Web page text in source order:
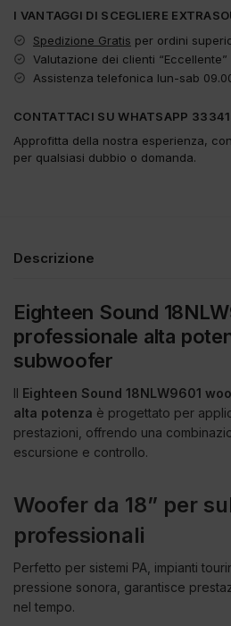
I VANTAGGI DI SCEGLIERE
Spedizione Gratis per ordini
Valutazione dei clienti
Assistenza telefonica lun-sab
CONTATTACI SU WHATSAPP
Approfitta della nostra esperienza,
per qualsiasi dubbio o domanda.
Descrizione
Eighteen Sound
professionale alta
subwoofer
Il Eighteen Sound 18NLW9601
alta potenza è progettato per
prestazioni, offrendo una
escursione e controllo.
Woofer da 18” per
professionali
Perfetto per sistemi PA, impianti
pressione sonora, garantisce
nel tempo.